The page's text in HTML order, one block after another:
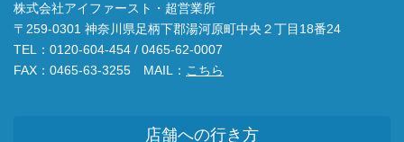
株式会社アイファースト・超営業所
〒259-0301 神奈川県足柄下郡湯河原町中央２丁目18番24
TEL：0120-604-454 / 0465-62-0007
FAX：0465-63-3255 MAIL： こちら
店舗への行き方